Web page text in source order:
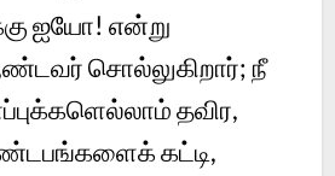
ஐயோ! என்று
சொல்லுகிறார்; நீ
தவிர,
கட்டி,